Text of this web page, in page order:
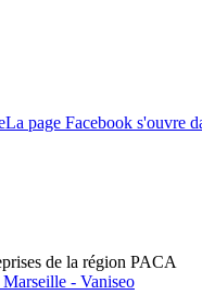
La page Facebook s'ouvre
de la région PACA